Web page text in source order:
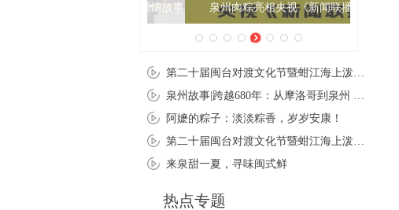
泉州肉粽亮相央视《新闻联播》
阿嬷的粽子：淡淡粽香，岁岁安康！
来泉甜一夏，寻味闽式鲜
热点专题